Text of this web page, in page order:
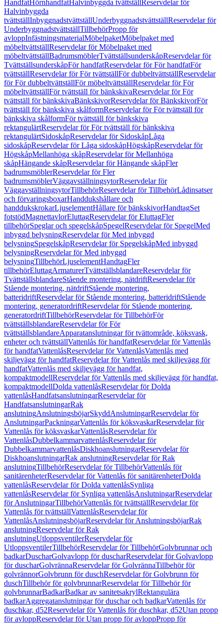
HandfatHörnhandfatHalvinbyggda tvättställReservdelar för
Halvinbyggda
tvättställInbyggnadstvättställUnderbyggnadstvättställReservdelar för
UnderbyggnadstvättställTillbehörPropp för
avloppInfästningsmaterialMöbelpaketMöbelpaket med
möbeltvättställReservdelar för Möbelpaket med
möbeltvättställBadrumsmöblerTvättställsunderskåpReservdelar för
TvättställsunderskåpFör handfatReservdelar för För handfatFör
tvättställReservdelar för För tvättställFör dubbeltvättställReservdelar
för För dubbeltvättställFör möbeltvättställReservdelar för För
möbeltvättställFör tvättställ för bänkskivaReservdelar för För
tvättställ för bänkskivaBänkskivorReservdelar för BänkskivorFör
tvättställ för bänkskiva skålformReservdelar för För tvättställ för
bänkskiva skålformFör tvättställ för bänkskiva
rektangulärtReservdelar för För tvättställ för bänkskiva
rektangulärtSidoskåpReservdelar för SidoskåpLåga
sidoskåpReservdelar för Låga sidoskåpHögskåpReservdelar för
HögskåpMellanhöga skåpReservdelar för Mellanhöga
skåpHängande skåpReservdelar för Hängande skåpFler
badrumsmöblerReservdelar för Fler
badrumsmöblerVäggavställningsytorReservdelar för
VäggavställningsytorTillbehörReservdelar för TillbehörLådinsatser
och förvaringsboxarHanddukshållare och
handdukskrokarLjuselementHållare för bänkskivorHandtagSet
fotstödMagnettavlorEluttagReservdelar för EluttagFler
tillbehörSpeglar och spegelskåpSpegelReservdelar för SpegelMed
inbyggd belysningReservdelar för Med inbyggd
belysningSpegelskåpReservdelar för SpegelskåpMed inbyggd
belysningReservdelar för Med inbyggd
belysningTillbehörLjuselementHandtagFler
tillbehörEluttagArmaturerTvättställsblandareReservdelar för
TvättställsblandareStående montering, nätdriftReservdelar för
Stående montering, nätdriftStående montering,
batteridriftReservdelar för Stående montering, batteridriftStående
montering, generatordriftReservdelar för Stående montering,
generatordriftTillbehörReservdelar för TillbehörFör
tvättställsblandareReservdelar för För
tvättställsblandareApparatanslutningar för tvättområde, köksvask,
enheter och tvättställVattenlås för handfatReservdelar för Vattenlås
för handfatVattenlåsReservdelar för VattenlåsVattenlås med
skiljevägg för handfatReservdelar för Vattenlås med skiljevägg för
handfatVattenlås med skiljevägg för handfat,
kompaktmodellReservdelar för Vattenlås med skiljevägg för handfat,
kompaktmodellDolda vattenlåsReservdelar för Dolda
vattenlåsHandfatsanslutningarReservdelar för
HandfatsanslutningarRak
anslutningAnslutningsböjarSkyddAnslutningarReservdelar för
AnslutningarPackningarVattenlås för köksvaskarReservdelar för
Vattenlås för köksvaskarVattenlåsReservdelar för
VattenlåsDubbelkammarvattenlåsReservdelar för
DubbelkammarvattenlåsDiskhoanslutningarReservdelar för
DiskhoanslutningarRak anslutningReservdelar för Rak
anslutningTillbehörReservdelar för TillbehörVattenlås för
sanitärenheterReservdelar för Vattenlås för sanitärenheterDolda
vattenlåsReservdelar för Dolda vattenlåsSynliga
vattenlåsReservdelar för Synliga vattenlåsAnslutningarReservdelar
för AnslutningarTillbehörVattenlås för tvättställReservdelar för
Vattenlås för tvättställVattenlåsReservdelar för
VattenlåsAnslutningsböjarReservdelar för AnslutningsböjarRak
anslutningReservdelar för Rak
anslutningUtloppsventilerReservdelar för
UtloppsventilerTillbehörReservdelar för TillbehörGolvbrunnar och
badkarDuscharGolvavlopp för duscharReservdelar för Golvavlopp
för duscharGolvrännaReservdelar för GolvrännaTillbehör för
golvrännorGolvbrunn för duschReservdelar för Golvbrunn för
duschTillbehör för golvbrunnarReservdelar för Tillbehör för
golvbrunnarBadkarBadkar av sanitetsakrylRektangulära
badkarAggregatanslutningar för duschar och badkarVattenlås för
duschkar, d52Reservdelar för Vattenlås för duschkar, d52Utan propp
för avloppReservdelar för Utan propp för avloppPropp för